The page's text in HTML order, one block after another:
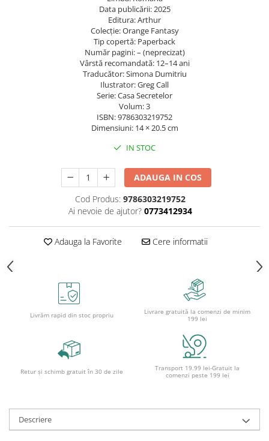
Accesorii geometrie și matematică
Socotitori și bețisoare pentru
Ghiozdane și rucsacuri
Ghiozdane pentru grădinită
Trollere pentru copii
Penare echipate
Penare neechipate
Acuarele și pensule școlare
Acuarele școlare și Tempera
Pensule școlare
Pahare și palete pictură
Cărți pentru copii
Cărți de colorat
Enciclopedii și atlase pentru copii
Materiale educaționale
Data publicării: 2025
Editura: Arthur
Colecție: Orange Fantasy
Tip copertă: Paperback
Număr pagini: – (neprecizat)
Vârstă recomandată: 12–14 ani
Traducător: Simona Dumitriu
Ilustrator: Greg Call
Serie: Casa Secretelor
Volum: 3
ISBN: 9786303219752
Dimensiuni: 14 × 20.5 cm
IN STOC
ADAUGA IN COS
Cod Produs: 9786303219752
Ai nevoie de ajutor? 0773412934
Adauga la Favorite Cere informatii
Livrăm rapid din stoc propriu
Livrare gratuită la comenzi de minim
199 lei
Retur și schimb gratuit în 30 de zile
Transport 19.99 lei-Gratuit la
comenzi peste 199 lei
Descriere